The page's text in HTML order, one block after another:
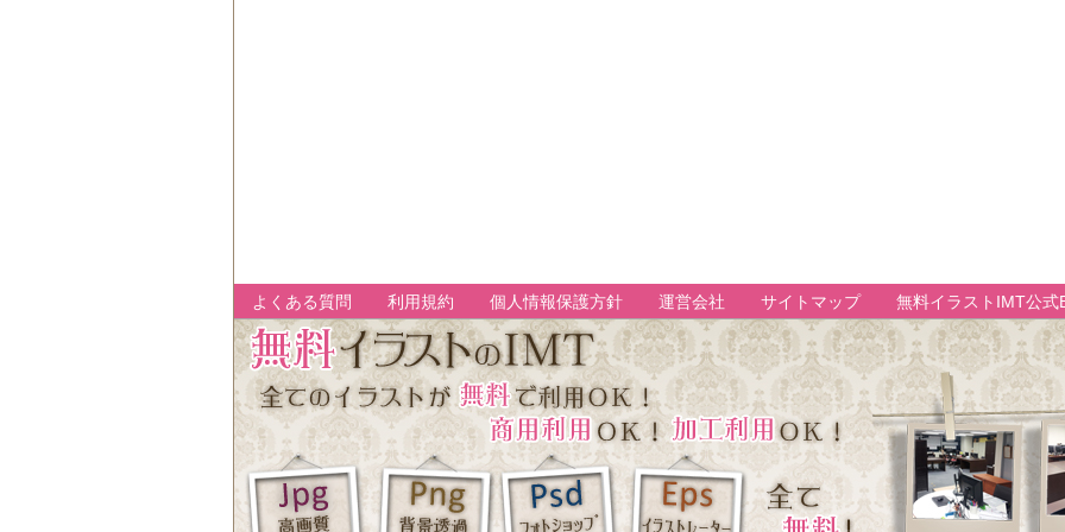
よくある質問 利用規約 個人情報保護方針 運営会社 サイトマップ 無料イラストIMT公式